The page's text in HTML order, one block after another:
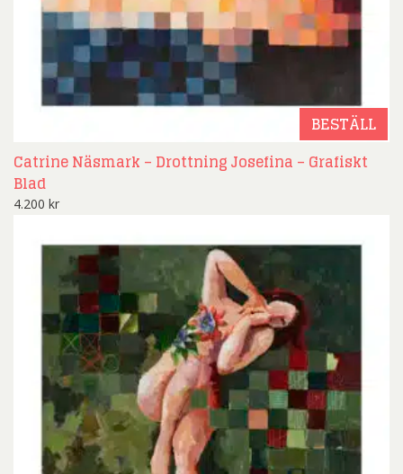
BESTÄLL
Catrine Näsmark – Drottning Josefina – Grafiskt
Blad
4.200 kr